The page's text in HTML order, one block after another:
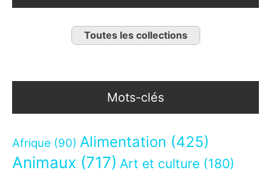
Toutes les collections
Mots-clés
Afrique (90) Alimentation (425)
Animaux (717) Art et culture (180)